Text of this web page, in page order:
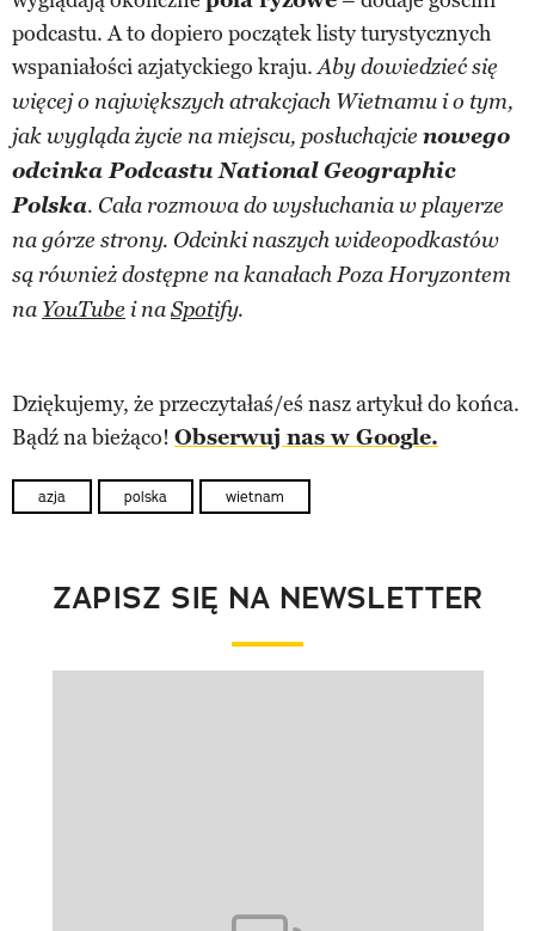
podcastu. A to dopiero początek listy turystycznych
wspaniałości azjatyckiego kraju.Aby dowiedzieć się
więcej o największych atrakcjach Wietnamu i o tym,
jak wygląda życie na miejscu, posłuchajcie nowego
odcinka Podcastu National Geographic
Polska. Cała rozmowa do wysłuchania w playerze
na górze strony. Odcinki naszych wideopodkastów
są również dostępne na kanałach Poza Horyzontem
na YouTube i naSpotify.
Dziękujemy, że przeczytałaś/eś nasz artykuł do końca.
Bądź na bieżąco! Obserwuj nas w Google.
azja polska wietnam
ZAPISZ SIĘ NA NEWSLETTER